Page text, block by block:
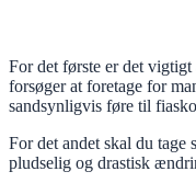
For det første er det
forsøger at foretage for
sandsynligvis føre til
For det andet skal du tage
pludselig og drastisk